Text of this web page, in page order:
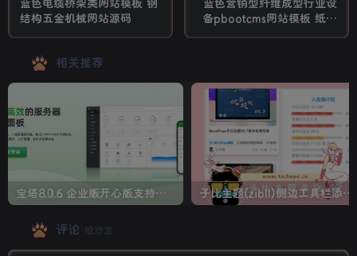
结构五金机械网站源码
备pbootcms网站模板 纸浆
相关推荐
宝塔8.0.6 企业版开心版支持最新升级【一键脚本】 子比主题(zibll)侧边工具栏添加人生倒计时美化
评论 抢沙发